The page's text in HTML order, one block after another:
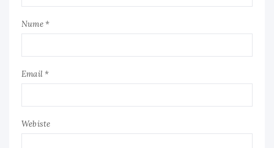
Nume *
Email *
Webiste